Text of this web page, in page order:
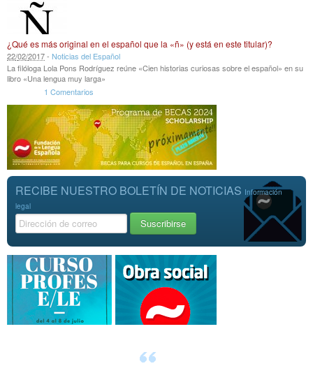
¿Qué es más original en el español que la «ñ» (y está en este titular)?
22/02/2017- Noticias del Español
La filóloga Lola Pons Rodríguez reúne «Cien historias curiosas sobre el español» en su
libro «Una lengua muy larga»
1 Comentarios
RECIBE NUESTRO BOLETÍN DE NOTICIAS Información
legal